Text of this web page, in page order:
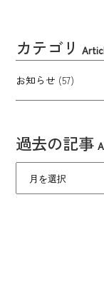
カテゴリ
お知らせ (57)
過去の記事